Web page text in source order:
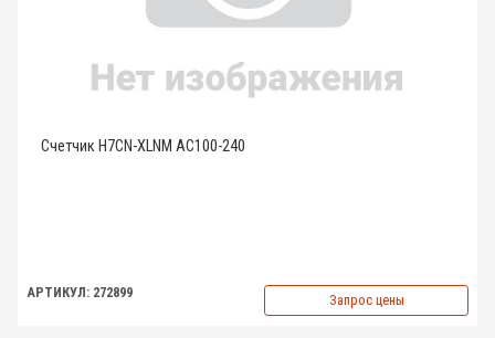
Счетчик H7CN-XLNM AC100-240
АРТИКУЛ: 272899 Запрос цены